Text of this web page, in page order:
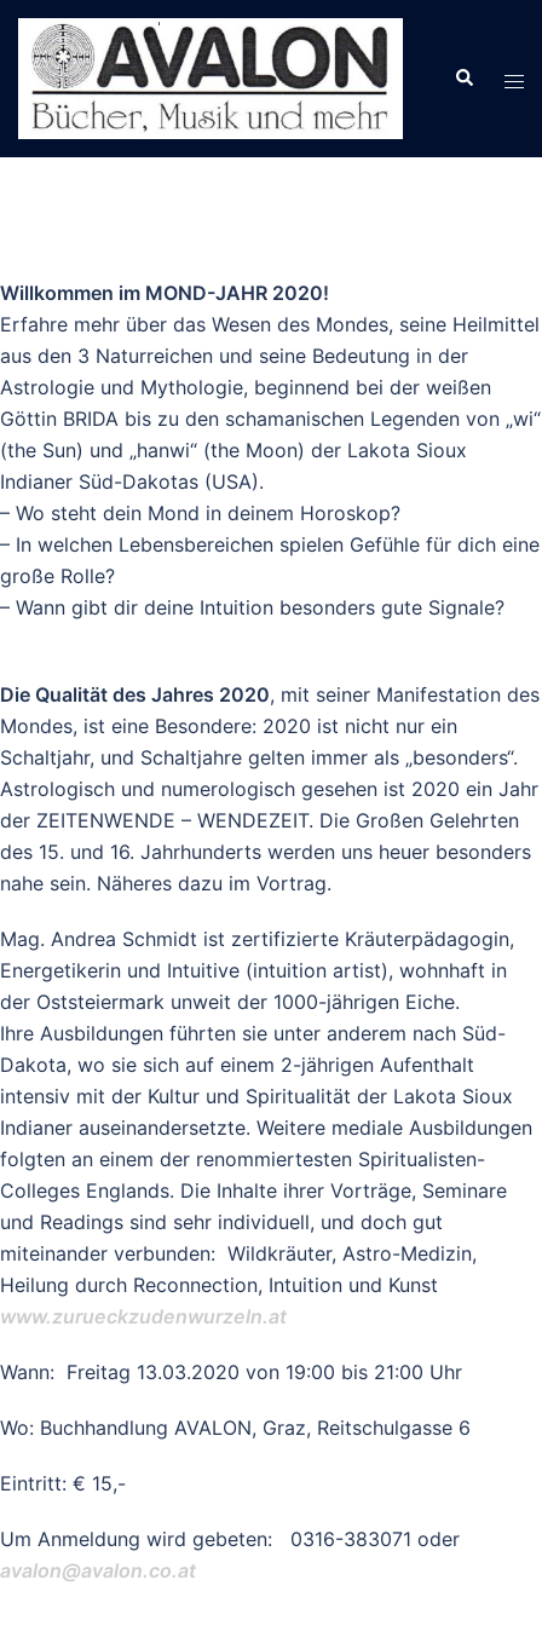
Zum
Inhalt
springen
Willkommen im MOND-JAHR 2020!
Erfahre mehr über das Wesen des Mondes, seine Heilmittel
aus den 3 Naturreichen und seine Bedeutung in der
Astrologie und Mythologie, beginnend bei der weißen
Göttin BRIDA bis zu den schamanischen Legenden von „wi“
(the Sun) und „hanwi“ (the Moon) der Lakota Sioux
Indianer Süd-Dakotas (USA).
– Wo steht dein Mond in deinem Horoskop?
– In welchen Lebensbereichen spielen Gefühle für dich eine
große Rolle?
– Wann gibt dir deine Intuition besonders gute Signale?
Die Qualität des Jahres 2020, mit seiner Manifestation des
Mondes, ist eine Besondere: 2020 ist nicht nur ein
Schaltjahr, und Schaltjahre gelten immer als „besonders“.
Astrologisch und numerologisch gesehen ist 2020 ein Jahr
der ZEITENWENDE – WENDEZEIT. Die Großen Gelehrten
des 15. und 16. Jahrhunderts werden uns heuer besonders
nahe sein. Näheres dazu im Vortrag.
Mag. Andrea Schmidt ist zertifizierte Kräuterpädagogin,
Energetikerin und Intuitive (intuition artist), wohnhaft in
der Oststeiermark unweit der 1000-jährigen Eiche.
Ihre Ausbildungen führten sie unter anderem nach Süd-
Dakota, wo sie sich auf einem 2-jährigen Aufenthalt
intensiv mit der Kultur und Spiritualität der Lakota Sioux
Indianer auseinandersetzte. Weitere mediale Ausbildungen
folgten an einem der renommiertesten Spiritualisten-
Colleges Englands. Die Inhalte ihrer Vorträge, Seminare
und Readings sind sehr individuell, und doch gut
miteinander verbunden: Wildkräuter, Astro-Medizin,
Heilung durch Reconnection, Intuition und Kunst
www.zurueckzudenwurzeln.at
Wann: Freitag 13.03.2020 von 19:00 bis 21:00 Uhr
Wo: Buchhandlung AVALON, Graz, Reitschulgasse 6
Eintritt: € 15,-
Um Anmeldung wird gebeten: 0316-383071 oder
avalon@avalon.co.at